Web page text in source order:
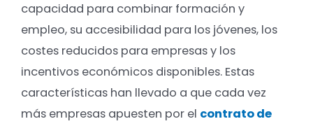
capacidad para combinar formación y
empleo, su accesibilidad para los jóvenes, los
costes reducidos para empresas y los
incentivos económicos disponibles. Estas
características han llevado a que cada vez
más empresas apuesten por el contrato de